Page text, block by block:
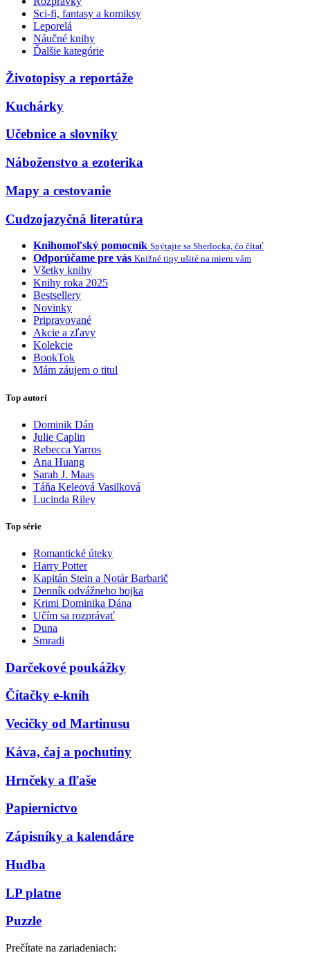
Sci-fi, fantasy a komiksy
Leporelá
Náučné knihy
Ďalšie kategórie
Životopisy a reportáže
Kuchárky
Učebnice a slovníky
Náboženstvo a ezoterika
Mapy a cestovanie
Cudzojazyčná literatúra
Knihomoľský pomocník Spýtajte sa Sherlocka, čo čítať
Odporúčame pre vás Knižné tipy ušité na mieru vám
Všetky knihy
Knihy roka 2025
Bestsellery
Novinky
Pripravované
Akcie a zľavy
Kolekcie
BookTok
Mám záujem o titul
Top autori
Dominik Dán
Julie Caplin
Rebecca Yarros
Ana Huang
Sarah J. Maas
Táňa Keleová Vasilková
Lucinda Riley
Top série
Romantické úteky
Harry Potter
Kapitán Stein a Notár Barbarič
Denník odvážneho bojka
Krimi Dominika Dána
Učím sa rozprávať
Duna
Smradi
Darčekové poukážky
Čítačky e-kníh
Vecičky od Martinusu
Káva, čaj a pochutiny
Hrnčeky a fľaše
Papiernictvo
Zápisníky a kalendáre
Hudba
LP platne
Puzzle
Prečítate na zariadeniach: